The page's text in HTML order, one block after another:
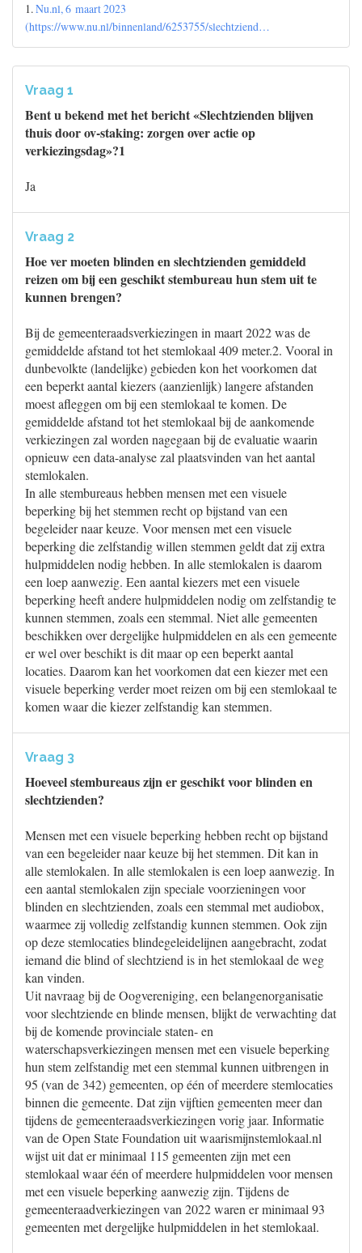
1.Nu.nl, 6 maart 2023
(https://www.nu.nl/binnenland/6253755/slechtziend…
Vraag 1
Bent u bekend met het bericht «Slechtzienden blijven
thuis door ov-staking: zorgen over actie op
verkiezingsdag»?1
Ja
Vraag 2
Hoe ver moeten blinden en slechtzienden gemiddeld
reizen om bij een geschikt stembureau hun stem uit te
kunnen brengen?
Bij de gemeenteraadsverkiezingen in maart 2022 was de
gemiddelde afstand tot het stemlokaal 409 meter.2. Vooral in
dunbevolkte (landelijke) gebieden kon het voorkomen dat
een beperkt aantal kiezers (aanzienlijk) langere afstanden
moest afleggen om bij een stemlokaal te komen. De
gemiddelde afstand tot het stemlokaal bij de aankomende
verkiezingen zal worden nagegaan bij de evaluatie waarin
opnieuw een data-analyse zal plaatsvinden van het aantal
stemlokalen.
In alle stembureaus hebben mensen met een visuele
beperking bij het stemmen recht op bijstand van een
begeleider naar keuze. Voor mensen met een visuele
beperking die zelfstandig willen stemmen geldt dat zij extra
hulpmiddelen nodig hebben. In alle stemlokalen is daarom
een loep aanwezig. Een aantal kiezers met een visuele
beperking heeft andere hulpmiddelen nodig om zelfstandig te
kunnen stemmen, zoals een stemmal. Niet alle gemeenten
beschikken over dergelijke hulpmiddelen en als een gemeente
er wel over beschikt is dit maar op een beperkt aantal
locaties. Daarom kan het voorkomen dat een kiezer met een
visuele beperking verder moet reizen om bij een stemlokaal te
komen waar die kiezer zelfstandig kan stemmen.
Vraag 3
Hoeveel stembureaus zijn er geschikt voor blinden en
slechtzienden?
Mensen met een visuele beperking hebben recht op bijstand
van een begeleider naar keuze bij het stemmen. Dit kan in
alle stemlokalen. In alle stemlokalen is een loep aanwezig. In
een aantal stemlokalen zijn speciale voorzieningen voor
blinden en slechtzienden, zoals een stemmal met audiobox,
waarmee zij volledig zelfstandig kunnen stemmen. Ook zijn
op deze stemlocaties blindegeleidelijnen aangebracht, zodat
iemand die blind of slechtziend is in het stemlokaal de weg
kan vinden.
Uit navraag bij de Oogvereniging, een belangenorganisatie
voor slechtziende en blinde mensen, blijkt de verwachting dat
bij de komende provinciale staten- en
waterschapsverkiezingen mensen met een visuele beperking
hun stem zelfstandig met een stemmal kunnen uitbrengen in
95 (van de 342) gemeenten, op één of meerdere stemlocaties
binnen die gemeente. Dat zijn vijftien gemeenten meer dan
tijdens de gemeenteraadsverkiezingen vorig jaar. Informatie
van de Open State Foundation uit waarismijnstemlokaal.nl
wijst uit dat er minimaal 115 gemeenten zijn met een
stemlokaal waar één of meerdere hulpmiddelen voor mensen
met een visuele beperking aanwezig zijn. Tijdens de
gemeenteraadverkiezingen van 2022 waren er minimaal 93
gemeenten met dergelijke hulpmiddelen in het stemlokaal.